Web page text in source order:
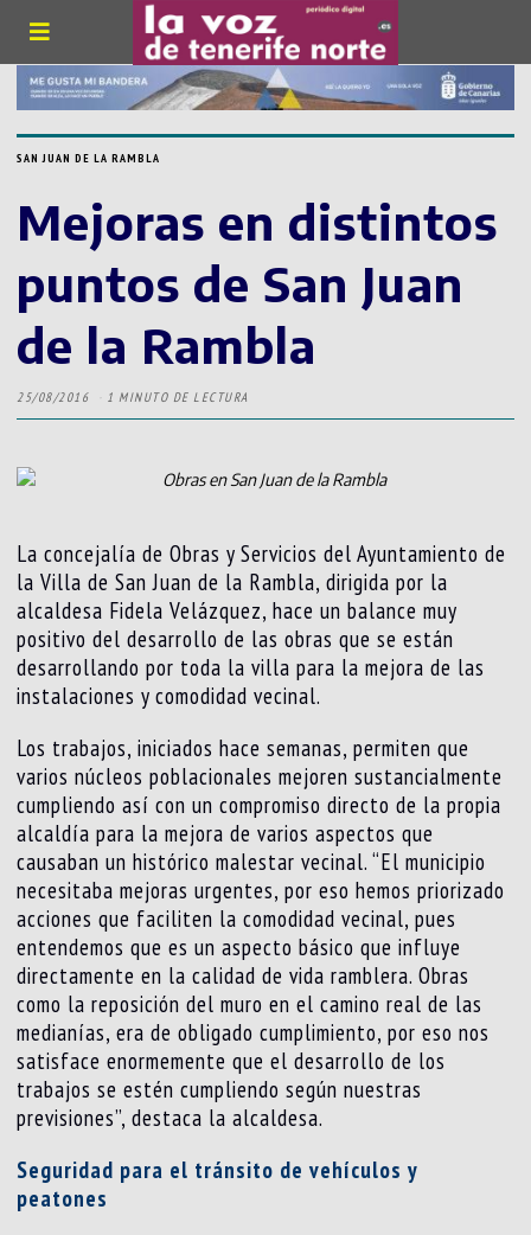
SAN JUAN DE LA RAMBLA
Mejoras en distintos
puntos de San Juan
de la Rambla
25/08/2016 1 MINUTO DE LECTURA
La concejalía de Obras y Servicios del Ayuntamiento de
la Villa de San Juan de la Rambla, dirigida por la
alcaldesa Fidela Velázquez, hace un balance muy
positivo del desarrollo de las obras que se están
desarrollando por toda la villa para la mejora de las
instalaciones y comodidad vecinal.
Los trabajos, iniciados hace semanas, permiten que
varios núcleos poblacionales mejoren sustancialmente
cumpliendo así con un compromiso directo de la propia
alcaldía para la mejora de varios aspectos que
causaban un histórico malestar vecinal. “El municipio
necesitaba mejoras urgentes, por eso hemos priorizado
acciones que faciliten la comodidad vecinal, pues
entendemos que es un aspecto básico que influye
directamente en la calidad de vida ramblera. Obras
como la reposición del muro en el camino real de las
medianías, era de obligado cumplimiento, por eso nos
satisface enormemente que el desarrollo de los
trabajos se estén cumpliendo según nuestras
previsiones”, destaca la alcaldesa.
Seguridad para el tránsito de vehículos y
peatones